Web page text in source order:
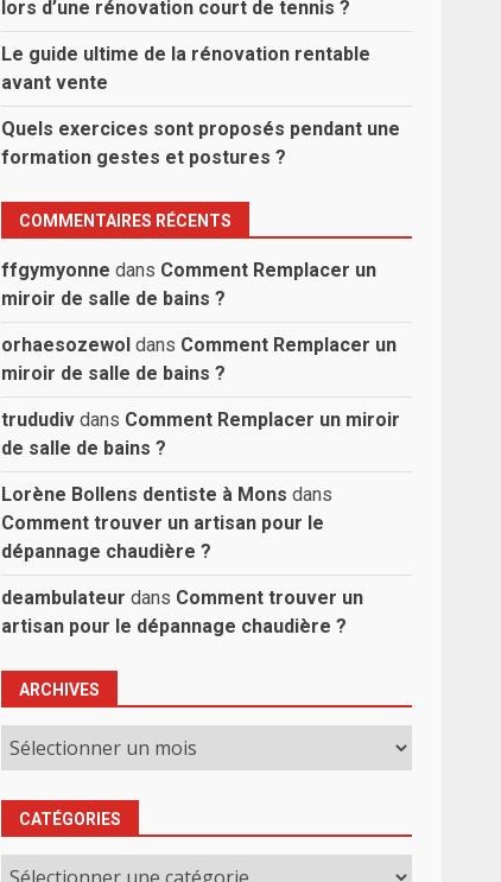
lors d’une rénovation court de tennis ?
Le guide ultime de la rénovation rentable
avant vente
Quels exercices sont proposés pendant une
formation gestes et postures ?
COMMENTAIRES RÉCENTS
ffgymyonne dans Comment Remplacer un
miroir de salle de bains ?
orhaesozewol dans Comment Remplacer un
miroir de salle de bains ?
trududiv dans Comment Remplacer un miroir
de salle de bains ?
Lorène Bollens dentiste à Mons dans
Comment trouver un artisan pour le
dépannage chaudière ?
deambulateur dans Comment trouver un
artisan pour le dépannage chaudière ?
ARCHIVES
Archives
CATÉGORIES
Catégories